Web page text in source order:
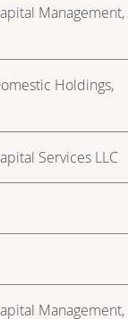
Management,
Holdings,
Services LLC
Management,